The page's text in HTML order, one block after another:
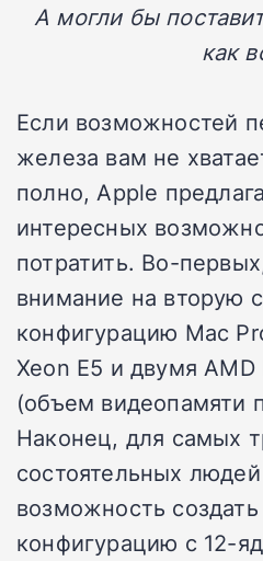
А могли бы
как
Если возможностей
железа вам не
полно, Apple
интересных
потратить. Во-
внимание на вторую
конфигурацию Mac
Xeon E5 и двумя
(объем видеопамяти
Наконец, для самых
состоятельных
возможность
конфигурацию с 12-